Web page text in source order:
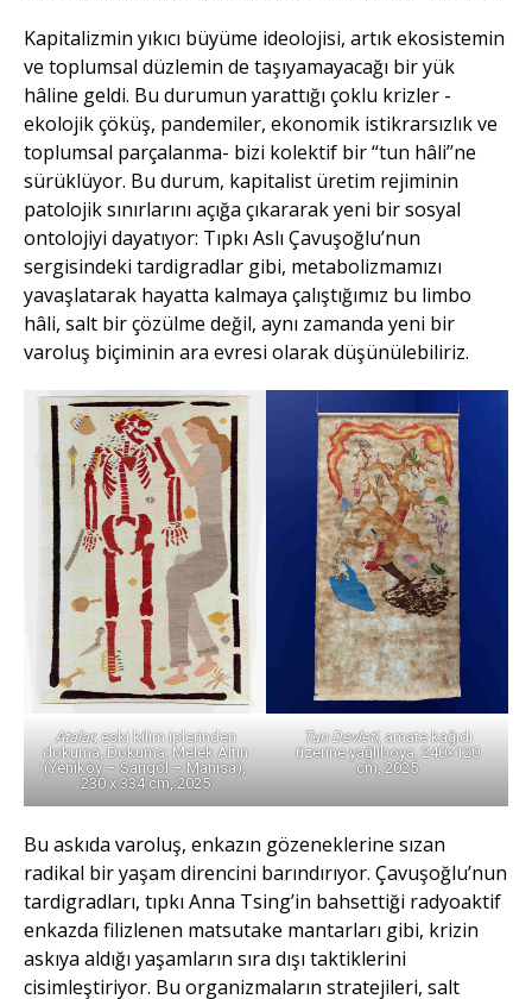
Kapitalizmin yıkıcı büyüme ideolojisi, artık ekosistemin
ve toplumsal düzlemin de taşıyamayacağı bir yük
hâline geldi. Bu durumun yarattığı çoklu krizler -
ekolojik çöküş, pandemiler, ekonomik istikrarsızlık ve
toplumsal parçalanma- bizi kolektif bir “tun hâli’’ne
sürüklüyor. Bu durum, kapitalist üretim rejiminin
patolojik sınırlarını açığa çıkararak yeni bir sosyal
ontolojiyi dayatıyor: Tıpkı Aslı Çavuşoğlu’nun
sergisindeki tardigradlar gibi, metabolizmamızı
yavaşlatarak hayatta kalmaya çalıştığımız bu limbo
hâli, salt bir çözülme değil, aynı zamanda yeni bir
varoluş biçiminin ara evresi olarak düşünülebiliriz.
Atalar; eski kilim iplerinden
dokuma, Dokuma: Melek Altın
(Yeniköy – Sarıgöl – Manisa),
230 x 334 cm, 2025
Tun Devleti, amate kağıdı
üzerine yağlıboya, 240×120
cm, 2025
Bu askıda varoluş, enkazın gözeneklerine sızan
radikal bir yaşam direncini barındırıyor. Çavuşoğlu’nun
tardigradları, tıpkı Anna Tsing’in bahsettiği radyoaktif
enkazda filizlenen matsutake mantarları gibi, krizin
askıya aldığı yaşamların sıra dışı taktiklerini
cisimleştiriyor. Bu organizmaların stratejileri, salt